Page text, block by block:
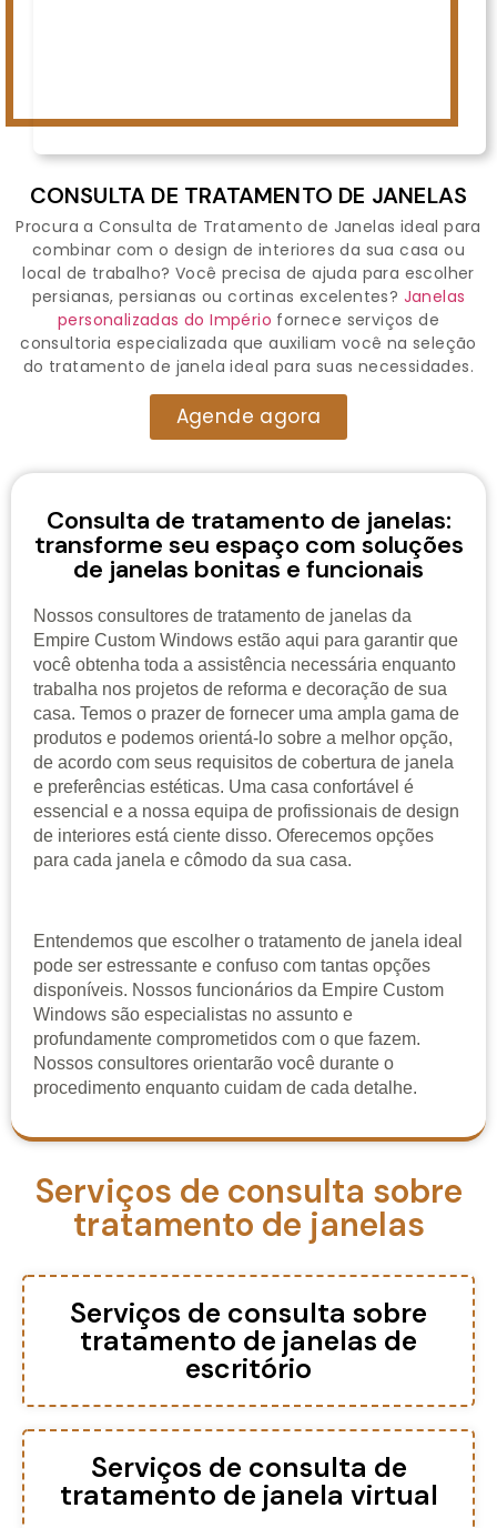
CONSULTA DE TRATAMENTO DE JANELAS
Procura a Consulta de Tratamento de Janelas ideal para
combinar com o design de interiores da sua casa ou
local de trabalho? Você precisa de ajuda para escolher
persianas, persianas ou cortinas excelentes? Janelas
personalizadas do Império fornece serviços de
consultoria especializada que auxiliam você na seleção
do tratamento de janela ideal para suas necessidades.
Agende agora
Consulta de tratamento de janelas:
transforme seu espaço com soluções
de janelas bonitas e funcionais
Nossos consultores de tratamento de janelas da
Empire Custom Windows estão aqui para garantir que
você obtenha toda a assistência necessária enquanto
trabalha nos projetos de reforma e decoração de sua
casa. Temos o prazer de fornecer uma ampla gama de
produtos e podemos orientá-lo sobre a melhor opção,
de acordo com seus requisitos de cobertura de janela
e preferências estéticas. Uma casa confortável é
essencial e a nossa equipa de profissionais de design
de interiores está ciente disso. Oferecemos opções
para cada janela e cômodo da sua casa.
Entendemos que escolher o tratamento de janela ideal
pode ser estressante e confuso com tantas opções
disponíveis. Nossos funcionários da Empire Custom
Windows são especialistas no assunto e
profundamente comprometidos com o que fazem.
Nossos consultores orientarão você durante o
procedimento enquanto cuidam de cada detalhe.
Serviços de consulta sobre
tratamento de janelas
Serviços de consulta sobre
tratamento de janelas de
escritório
Serviços de consulta de
tratamento de janela virtual